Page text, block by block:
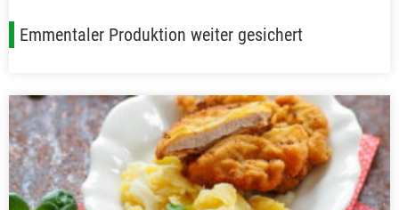
Emmentaler Produktion weiter gesichert